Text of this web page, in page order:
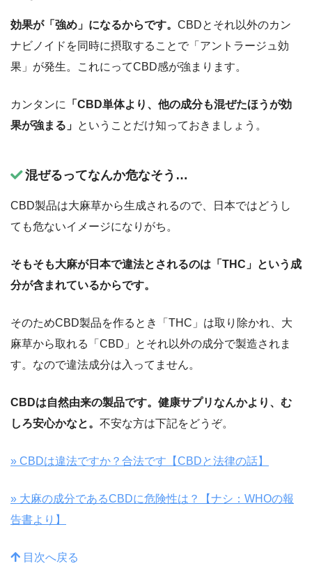
効果が「強め」になるからです。 CBDとそれ以外のカン
ナビノイドを同時に摂取することで「アントラージュ効
果」が発生。これにってCBD感が強まります。
カンタンに
「CBD単体より、他の成分も混ぜたほうが効
果が強まる」 ということだけ知っておきましょう。
混ぜるってなんか危なそう…
CBD製品は大麻草から生成されるので、日本ではどうし
ても危ないイメージになりがち。
そもそも大麻が日本で違法とされるのは「THC」という成
分が含まれているからです。
そのためCBD製品を作るとき「THC」は取り除かれ、大
麻草から取れる「CBD」とそれ以外の成分で製造されま
す。なので違法成分は入ってません。
CBDは自然由来の製品です。健康サプリなんかより、む
しろ安心かなと。 不安な方は下記をどうぞ。
» CBDは違法ですか？合法です【CBDと法律の話】
» 大麻の成分であるCBDに危険性は？【ナシ：WHOの報
告書より】
目次へ戻る